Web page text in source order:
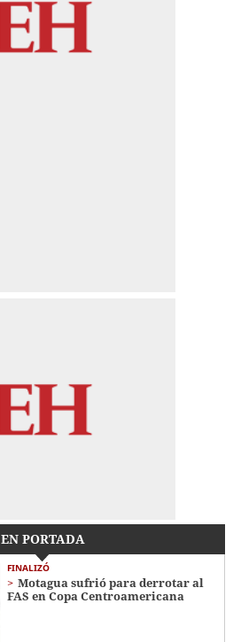
EN PORTADA
FINALIZÓ
Motagua sufrió para derrotar al
FAS en Copa Centroamericana